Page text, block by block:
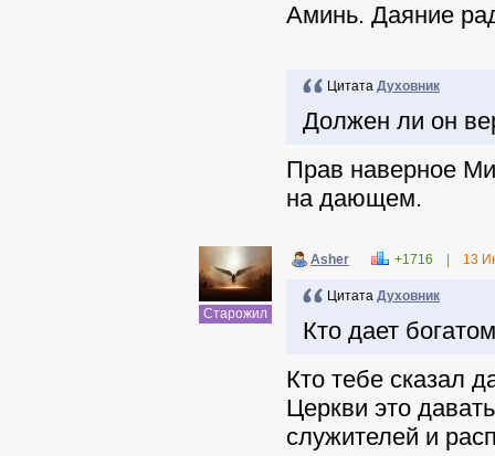
Аминь. Даяние
Цитата Духовник
Должен ли он
Прав наверное
на дающем.
Старожил
Asher +1716 13
Цитата Духовник
Кто дает
Кто тебе сказал
Церкви это
служителей и